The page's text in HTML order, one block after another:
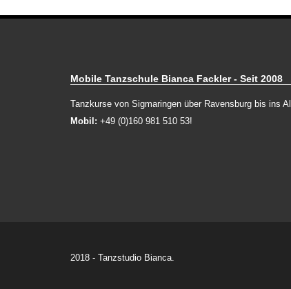
Mobile Tanzschule Bianca Fackler - Seit 2008
Tanzkurse von Sigmaringen über Ravensburg bis ins
Mobil: +49 (0)160 981 510 53!
2018 - Tanzstudio Bianca.